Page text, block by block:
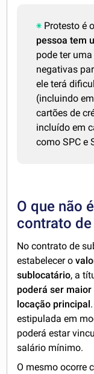
Protesto é
pessoa tem
pode ter
negativas
ele terá
(incluindo
cartões de
incluído em
como SPC e
O que não
contrato
No contrato de
estabelecer o
sublocatário, a
poderá ser
locação principal
estipulada em
poderá estar
salário mínimo.
O mesmo ocorre